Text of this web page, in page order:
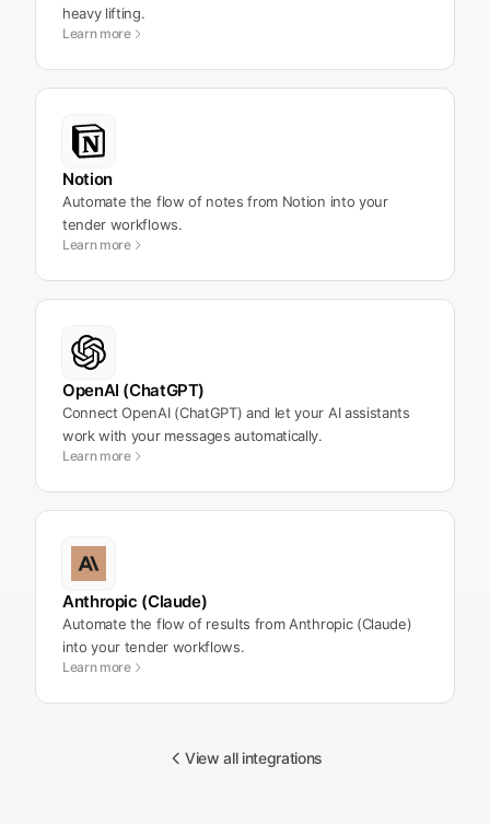
heavy lifting.
Learn more
Notion
Automate the flow of notes from Notion into your
tender workflows.
Learn more
OpenAI (ChatGPT)
Connect OpenAI (ChatGPT) and let your AI assistants
work with your messages automatically.
Learn more
Anthropic (Claude)
Automate the flow of results from Anthropic (Claude)
into your tender workflows.
Learn more
View all integrations